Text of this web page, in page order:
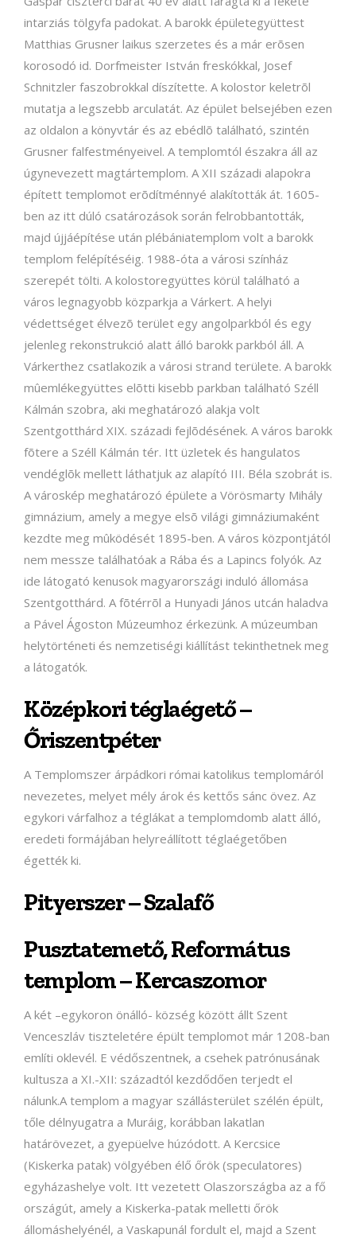
intarziás tölgyfa padokat. A barokk épületegyüttest
Matthias Grusner laikus szerzetes és a már erõsen
korosodó id. Dorfmeister István freskókkal, Josef
Schnitzler faszobrokkal díszítette. A kolostor keletrõl
mutatja a legszebb arculatát. Az épület belsejében ezen
az oldalon a könyvtár és az ebédlõ található, szintén
Grusner falfestményeivel. A templomtól északra áll az
úgynevezett magtártemplom. A XII századi alapokra
épített templomot erõdítménnyé alakították át. 1605-
ben az itt dúló csatározások során felrobbantották,
majd újjáépítése után plébániatemplom volt a barokk
templom felépítéséig. 1988-óta a városi színház
szerepét tölti. A kolostoregyüttes körül található a
város legnagyobb közparkja a Várkert. A helyi
védettséget élvezõ terület egy angolparkból és egy
jelenleg rekonstrukció alatt álló barokk parkból áll. A
Várkerthez csatlakozik a városi strand területe. A barokk
mûemlékegyüttes elõtti kisebb parkban található Széll
Kálmán szobra, aki meghatározó alakja volt
Szentgotthárd XIX. századi fejlõdésének. A város barokk
fõtere a Széll Kálmán tér. Itt üzletek és hangulatos
vendéglõk mellett láthatjuk az alapító III. Béla szobrát is.
A városkép meghatározó épülete a Vörösmarty Mihály
gimnázium, amely a megye elsõ világi gimnáziumaként
kezdte meg mûködését 1895-ben. A város központjától
nem messze találhatóak a Rába és a Lapincs folyók. Az
ide látogató kenusok magyarországi induló állomása
Szentgotthárd. A fõtérrõl a Hunyadi János utcán haladva
a Pável Ágoston Múzeumhoz érkezünk. A múzeumban
helytörténeti és nemzetiségi kiállítást tekinthetnek meg
a látogatók.
Középkori téglaégető –
Őriszentpéter
A Templomszer árpádkori római katolikus templomáról
nevezetes, melyet mély árok és kettős sánc övez. Az
egykori várfalhoz a téglákat a templomdomb alatt álló,
eredeti formájában helyreállított téglaégetőben
égették ki.
Pityerszer – Szalafő
Pusztatemető, Református
templom – Kercaszomor
A két –egykoron önálló- község között állt Szent
Venceszláv tiszteletére épült templomot már 1208-ban
említi oklevél. E védőszentnek, a csehek patrónusának
kultusza a XI.-XII: századtól kezdődően terjedt el
nálunk.A templom a magyar szállásterület szélén épült,
tőle délnyugatra a Muráig, korábban lakatlan
határövezet, a gyepüelve húzódott. A Kercsice
(Kiskerka patak) völgyében élő őrök (speculatores)
egyházashelye volt. Itt vezetett Olaszországba az a fő
országút, amely a Kiskerka-patak melletti őrök
állomáshelyénél, a Vaskapunál fordult el, majd a Szent